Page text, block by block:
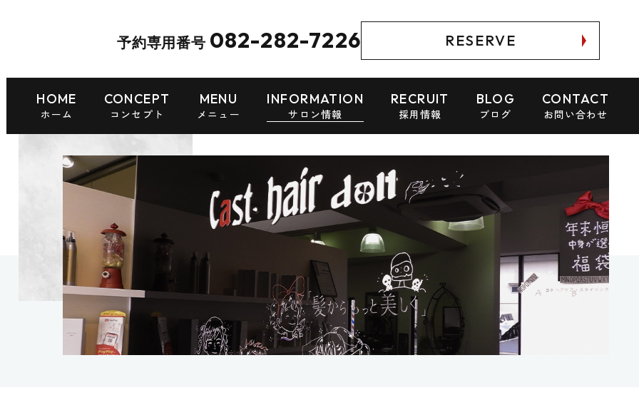
予約専用番号 082-282-7226 RESERVE
HOME
ホーム
CONCEPT
コンセプト
MENU
メニュー
INFORMATION
サロン情報
RECRUIT
採用情報
BLOG
ブログ
CONTACT
お問い合わせ